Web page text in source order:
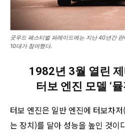
굿우드 페스티벌 퍼레이드에는 지난 40년간
10대가 참여했다.
1982년 3월 열린
터보 엔진 모델 ‘
터보 엔진은 일반 엔진에 터보차
는 장치)를 달아 성능을 높인 것이